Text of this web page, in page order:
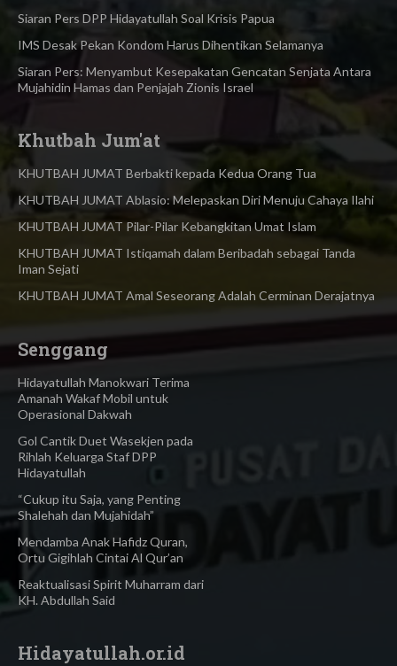
Siaran Pers DPP Hidayatullah Soal Krisis Papua
IMS Desak Pekan Kondom Harus Dihentikan Selamanya
Siaran Pers: Menyambut Kesepakatan Gencatan Senjata Antara
Mujahidin Hamas dan Penjajah Zionis Israel
Khutbah Jum'at
KHUTBAH JUMAT Berbakti kepada Kedua Orang Tua
KHUTBAH JUMAT Ablasio: Melepaskan Diri Menuju Cahaya Ilahi
KHUTBAH JUMAT Pilar-Pilar Kebangkitan Umat Islam
KHUTBAH JUMAT Istiqamah dalam Beribadah sebagai Tanda
Iman Sejati
KHUTBAH JUMAT Amal Seseorang Adalah Cerminan Derajatnya
Senggang
Hidayatullah Manokwari Terima
Amanah Wakaf Mobil untuk
Operasional Dakwah
Gol Cantik Duet Wasekjen pada
Rihlah Keluarga Staf DPP
Hidayatullah
“Cukup itu Saja, yang Penting
Shalehah dan Mujahidah”
Mendamba Anak Hafidz Quran,
Ortu Gigihlah Cintai Al Qur’an
Reaktualisasi Spirit Muharram dari
KH. Abdullah Said
Hidayatullah.or.id